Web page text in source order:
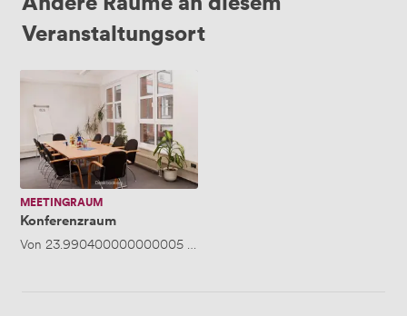
Veranstaltungsort
Konferenzraum
MEETINGRAUM
Konferenzraum
Von 23.990400000000005 /Stunde